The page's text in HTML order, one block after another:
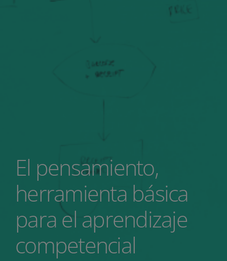
El pensamiento,
herramienta básica
para el aprendizaje
competencial